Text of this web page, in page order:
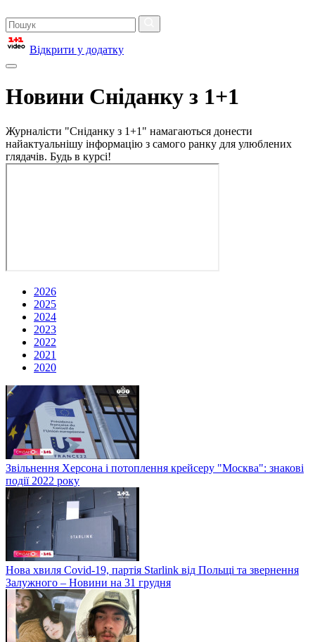
Відкрити у додатку
Новини Сніданку з 1+1
Журналісти "Сніданку з 1+1" намагаються донести
найактуальнішу інформацію з самого ранку для улюблених
глядачів. Будь в курсі!
2026
2025
2024
2023
2022
2021
2020
Звільнення Херсона і потоплення крейсеру "Москва": знакові
події 2022 року
Нова хвиля Covid-19, партія Starlink від Польщі та звернення
Залужного – Новини на 31 грудня